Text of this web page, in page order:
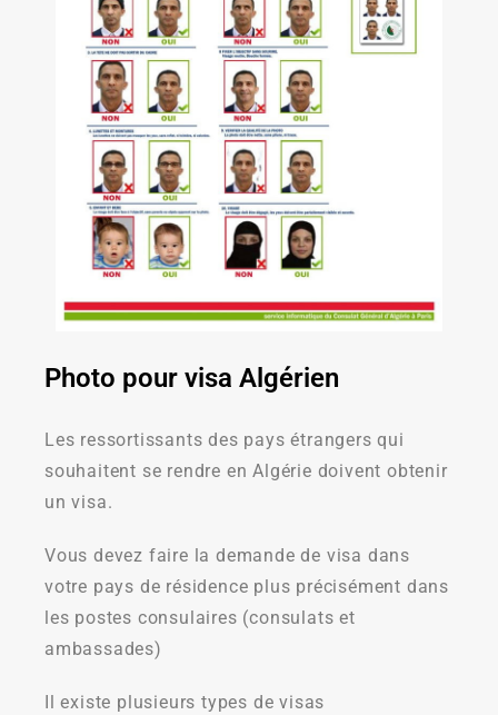
Photo pour visa Algérien
Les ressortissants des pays étrangers qui
souhaitent se rendre en Algérie doivent obtenir
un visa.
Vous devez faire la demande de visa dans
votre pays de résidence plus précisément dans
les postes consulaires (consulats et
ambassades)
Il existe plusieurs types de visas